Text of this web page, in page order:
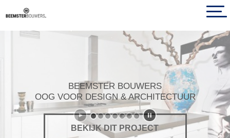
BEEMSTER BOUWERS
OOG VOOR DESIGN & ARCHITECTUUR
BEKIJK DIT PROJECT